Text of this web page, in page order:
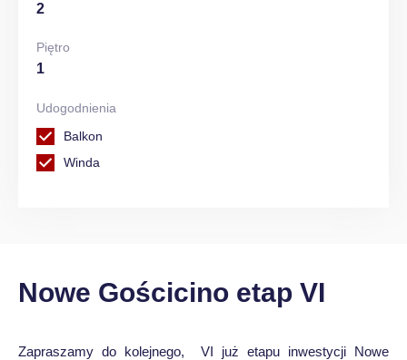
2
Piętro
1
Udogodnienia
Balkon
Winda
Nowe Gościcino etap VI
Zapraszamy do kolejnego, VI już etapu inwestycji Nowe